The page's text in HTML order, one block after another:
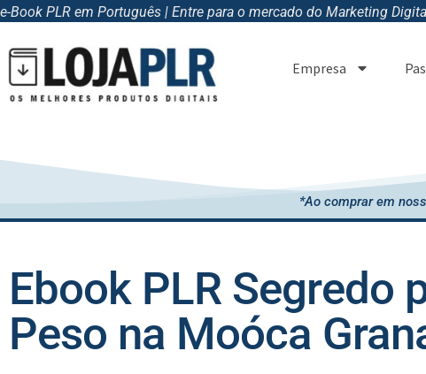
e-Book PLR em Português | Entre para o mercado do Marketing
Empresa
*Ao comprar em
Ebook PLR Segredo
Peso na Moóca